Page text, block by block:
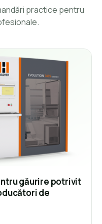
practice pentru
găurire potrivit
de